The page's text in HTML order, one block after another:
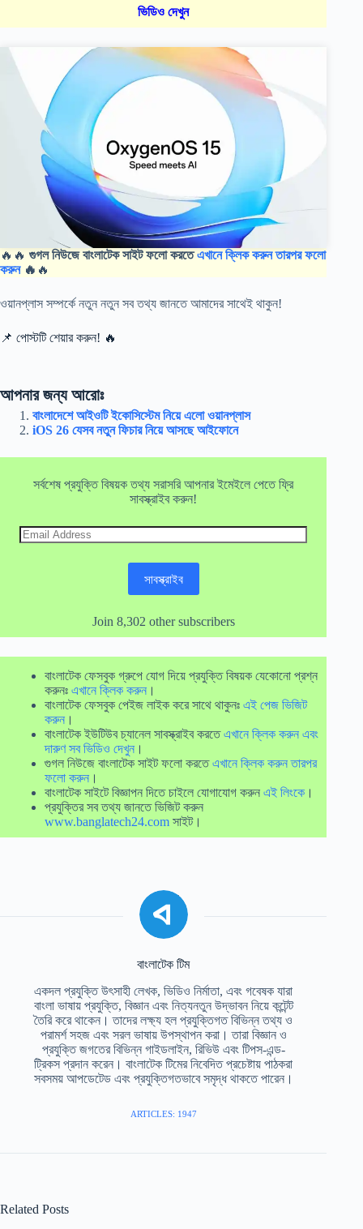
ভিডিও দেখুন
🔥🔥 গুগল নিউজে বাংলাটেক সাইট ফলো করতেএখানে ক্লিক করুন তারপর ফলো
করুন🔥 🔥
ওয়ানপ্লাস সম্পর্কে নতুন নতুন সব তথ্য জানতে আমাদের সাথেই থাকুন!
📌 পোস্টটি শেয়ার করুন! 🔥
আপনার জন্য আরোঃ
বাংলাদেশে আইওটি ইকোসিস্টেম নিয়ে এলো ওয়ানপ্লাস
iOS 26 যেসব নতুন ফিচার নিয়ে আসছে আইফোনে
সর্বশেষ প্রযুক্তি বিষয়ক তথ্য সরাসরি আপনার ইমেইলে পেতে ফ্রি
সাবস্ক্রাইব করুন!
Email
Address
সাবস্ক্রাইব
Join 8,302 other subscribers
বাংলাটেক ফেসবুক গ্রুপে যোগ দিয়ে প্রযুক্তি বিষয়ক যেকোনো প্রশ্ন
করুনঃ এখানে ক্লিক করুন ।
বাংলাটেক ফেসবুক পেইজ লাইক করে সাথে থাকুনঃ এই পেজ ভিজিট
করুন ।
বাংলাটেক ইউটিউব চ্যানেল সাবস্ক্রাইব করতেএখানে ক্লিক করুন এবং
দারুণ সব ভিডিও দেখুন ।
গুগল নিউজে বাংলাটেক সাইট ফলো করতেএখানে ক্লিক করুন তারপর
ফলো করুন ।
বাংলাটেক সাইটে বিজ্ঞাপন দিতে চাইলে যোগাযোগ করুন এই লিংকে ।
প্রযুক্তির সব তথ্য জানতে ভিজিট করুন
www.banglatech24.com সাইট।
বাংলাটেক টিম
একদল প্রযুক্তি উৎসাহী লেখক, ভিডিও নির্মাতা, এবং গবেষক যারা
বাংলা ভাষায় প্রযুক্তি, বিজ্ঞান এবং নিত্যনতুন উদ্ভাবন নিয়ে কন্টেন্ট
তৈরি করে থাকেন। তাদের লক্ষ্য হল প্রযুক্তিগত বিভিন্ন তথ্য ও
পরামর্শ সহজ এবং সরল ভাষায় উপস্থাপন করা। তারা বিজ্ঞান ও
প্রযুক্তি জগতের বিভিন্ন গাইডলাইন, রিভিউ এবং টিপস-এন্ড-
ট্রিকস প্রদান করেন। বাংলাটেক টিমের নিবেদিত প্রচেষ্টায় পাঠকরা
সবসময় আপডেটেড এবং প্রযুক্তিগতভাবে সমৃদ্ধ থাকতে পারেন।
ARTICLES: 1947
Related Posts